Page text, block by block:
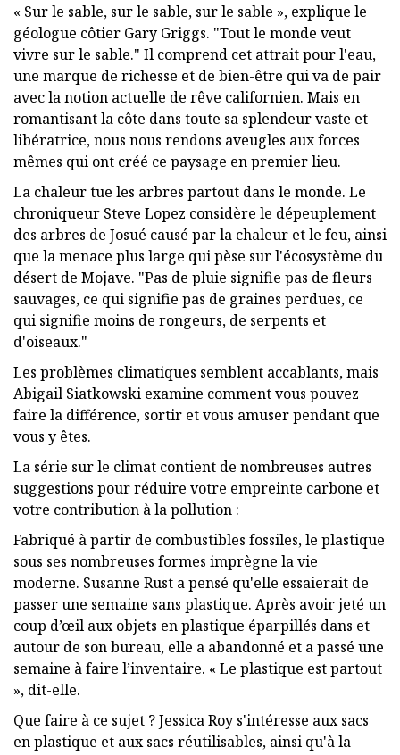
« Sur le sable, sur le sable, sur le sable », explique le
géologue côtier Gary Griggs. "Tout le monde veut
vivre sur le sable." Il comprend cet attrait pour l'eau,
une marque de richesse et de bien-être qui va de pair
avec la notion actuelle de rêve californien. Mais en
romantisant la côte dans toute sa splendeur vaste et
libératrice, nous nous rendons aveugles aux forces
mêmes qui ont créé ce paysage en premier lieu.
La chaleur tue les arbres partout dans le monde. Le
chroniqueur Steve Lopez considère le dépeuplement
des arbres de Josué causé par la chaleur et le feu, ainsi
que la menace plus large qui pèse sur l'écosystème du
désert de Mojave. "Pas de pluie signifie pas de fleurs
sauvages, ce qui signifie pas de graines perdues, ce
qui signifie moins de rongeurs, de serpents et
d'oiseaux."
Les problèmes climatiques semblent accablants, mais
Abigail Siatkowski examine comment vous pouvez
faire la différence, sortir et vous amuser pendant que
vous y êtes.
La série sur le climat contient de nombreuses autres
suggestions pour réduire votre empreinte carbone et
votre contribution à la pollution :
Fabriqué à partir de combustibles fossiles, le plastique
sous ses nombreuses formes imprègne la vie
moderne. Susanne Rust a pensé qu'elle essaierait de
passer une semaine sans plastique. Après avoir jeté un
coup d’œil aux objets en plastique éparpillés dans et
autour de son bureau, elle a abandonné et a passé une
semaine à faire l’inventaire. « Le plastique est partout
», dit-elle.
Que faire à ce sujet ? Jessica Roy s'intéresse aux sacs
en plastique et aux sacs réutilisables, ainsi qu'à la